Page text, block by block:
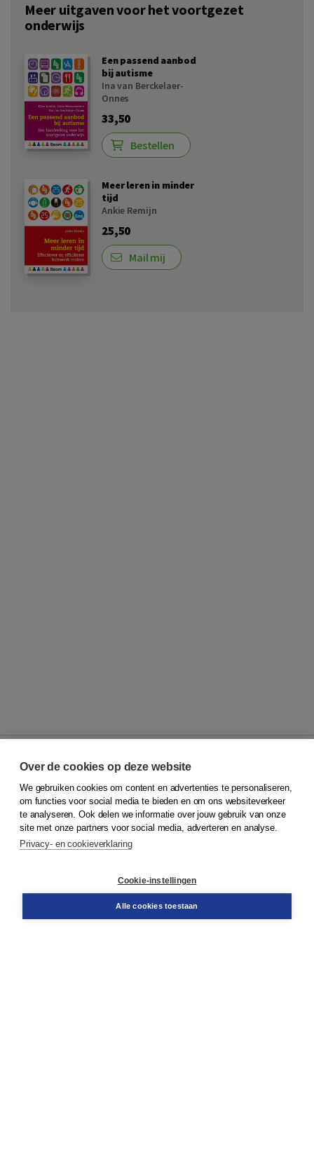
Meer uitgaven voor het voortgezet
onderwijs
Een passend aanbod
bij autisme
Ina van Berckelaer-
Onnes
33,50
Bestellen
Meer leren in minder
tijd
Ankie Remijn
25,50
Mail mij
© 2026Koninklijke Boom uitgevers
Klantenservice
Service & informatie
Contact
Over de cookies op deze website
We gebruiken cookies om content en advertenties te personaliseren,
om functies voor social media te bieden en om ons websiteverkeer
te analyseren. Ook delen we informatie over jouw gebruik van onze
site met onze partners voor social media, adverteren en analyse.
Privacy- en cookieverklaring
Cookie-instellingen
Alle cookies toestaan